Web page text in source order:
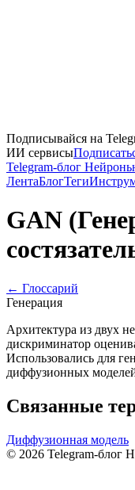
Подписывайся на
ИИ сервисы
Telegram-блог
ЛентаБлогТеги
GAN
← Глоссарий
Генерация
Архитектура из двух
дискриминатор
Использовались для
диффузионных
Связанные
Диффузионная модель
© 2026 Telegram-блог